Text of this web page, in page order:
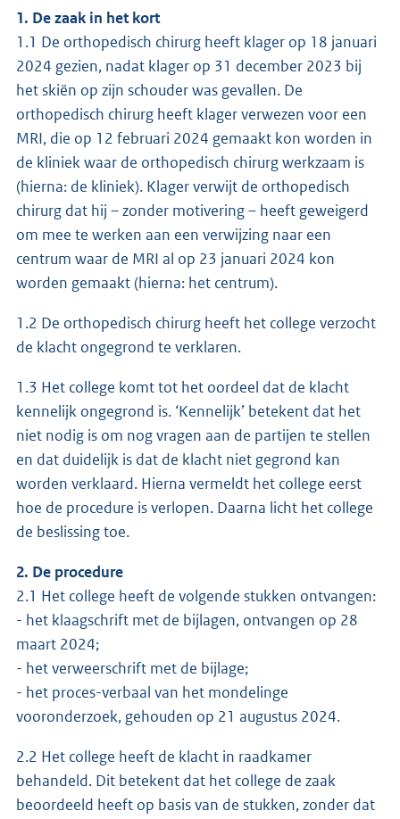
1. De zaak in het kort
1.1 De orthopedisch chirurg heeft klager op 18 januari
2024 gezien, nadat klager op 31 december 2023 bij
het skiën op zijn schouder was gevallen. De
orthopedisch chirurg heeft klager verwezen voor een
MRI, die op 12 februari 2024 gemaakt kon worden in
de kliniek waar de orthopedisch chirurg werkzaam is
(hierna: de kliniek). Klager verwijt de orthopedisch
chirurg dat hij – zonder motivering – heeft geweigerd
om mee te werken aan een verwijzing naar een
centrum waar de MRI al op 23 januari 2024 kon
worden gemaakt (hierna: het centrum).
1.2 De orthopedisch chirurg heeft het college verzocht
de klacht ongegrond te verklaren.
1.3 Het college komt tot het oordeel dat de klacht
kennelijk ongegrond is. ‘Kennelijk’ betekent dat het
niet nodig is om nog vragen aan de partijen te stellen
en dat duidelijk is dat de klacht niet gegrond kan
worden verklaard. Hierna vermeldt het college eerst
hoe de procedure is verlopen. Daarna licht het college
de beslissing toe.
2. De procedure
2.1 Het college heeft de volgende stukken ontvangen:
- het klaagschrift met de bijlagen, ontvangen op 28
maart 2024;
- het verweerschrift met de bijlage;
- het proces-verbaal van het mondelinge
vooronderzoek, gehouden op 21 augustus 2024.
2.2 Het college heeft de klacht in raadkamer
behandeld. Dit betekent dat het college de zaak
beoordeeld heeft op basis van de stukken, zonder dat